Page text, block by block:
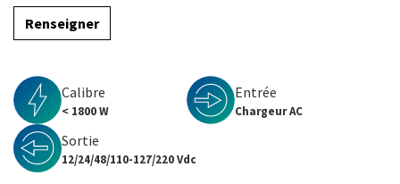
Renseigner
Calibre
< 1800 W
Entrée
Chargeur AC
Sortie
12/24/48/110-127/220 Vdc